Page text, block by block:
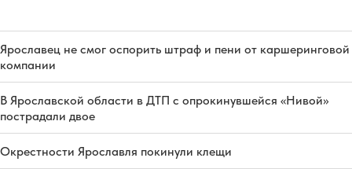
Ярославец не смог оспорить штраф и пени от каршеринговой
компании
В Ярославской области в ДТП с опрокинувшейся «Нивой»
пострадали двое
Окрестности Ярославля покинули клещи